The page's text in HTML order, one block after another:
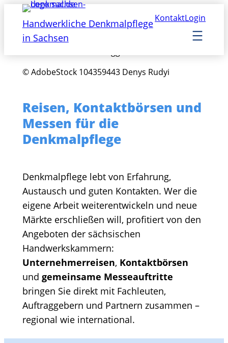
Inhalt
springen
KontaktLogin
Handwerkliche Denkmalpflege
in Sachsen
© AdobeStock 104359443 Denys Rudyi
Reisen, Kontaktbörsen und
Messen für die
Denkmalpflege
Denkmalpflege lebt von Erfahrung,
Austausch und guten Kontakten. Wer die
eigene Arbeit weiterentwickeln und neue
Märkte erschließen will, profitiert von den
Angeboten der sächsischen
Handwerkskammern:
Unternehmerreisen, Kontaktbörsen
und gemeinsame Messeauftritte
bringen Sie direkt mit Fachleuten,
Auftraggebern und Partnern zusammen –
regional wie international.